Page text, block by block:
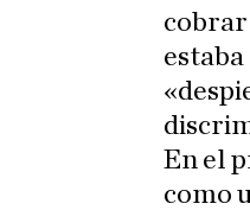
cobrar
En el
como